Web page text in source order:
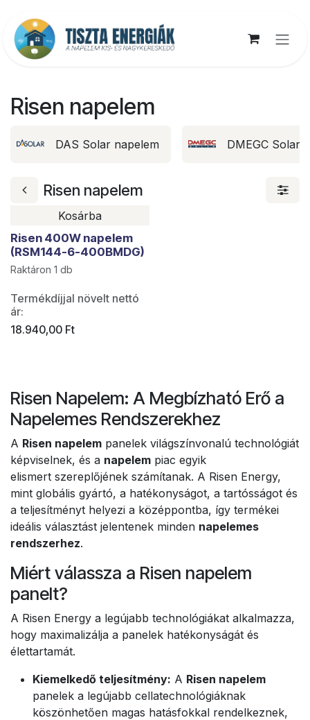
Risen napelem
DAS Solar napelem DMEGC Solar
Risen napelem
Utolsó darabok
Risen 400W napelem
(RSM144-6-400BMDG)
Raktáron 1 db
Kosárba
Termékdíjjal növelt nettó
ár:
18.940,00 Ft
Risen Napelem: A Megbízható Erő a
Napelemes Rendszerekhez
A Risen napelem panelek világszínvonalú technológiát
képviselnek, és a napelem piac egyik
elismert szereplőjének számítanak. A Risen Energy,
mint globális gyártó, a hatékonyságot, a tartósságot és
a teljesítményt helyezi a középpontba, így termékei
ideális választást jelentenek minden napelemes
rendszerhez.
Miért válassza a Risen napelem
panelt?
A Risen Energy a legújabb technológiákat alkalmazza,
hogy maximalizálja a panelek hatékonyságát és
élettartamát.
Kiemelkedő teljesítmény: A Risen napelem
panelek a legújabb cellatechnológiáknak
köszönhetően magas hatásfokkal rendelkeznek,